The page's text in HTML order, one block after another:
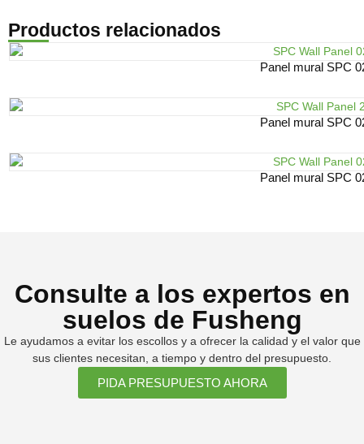
Productos relacionados
Panel mural SPC
Panel mural SPC
Panel mural SPC
Consulte a los expertos en
suelos de Fusheng
Le ayudamos a evitar los escollos y a ofrecer la calidad y el valor que
sus clientes necesitan, a tiempo y dentro del presupuesto.
PIDA PRESUPUESTO AHORA